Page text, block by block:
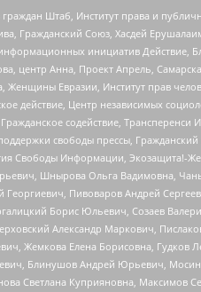
Штаб, Институт права и
Гражданский Союз, Хасдей
инициатив Действие,
центр Анна, Проект Апрель,
Женщины Евразии, Институт прав
действие, Центр независимых
содействие, Трансперенси
свободы прессы,
Свободы Информации, Экозащита!-
Шнырова Ольга Вадимовна,
Георгиевич, Пивоваров Андрей
Борис Юльевич, Созаев
Александр Маркович,
Жемкова Елена Борисовна, Гудков
Блинушов Андрей Юрьевич, Мосин
Светлана Куприяновна, Максимов